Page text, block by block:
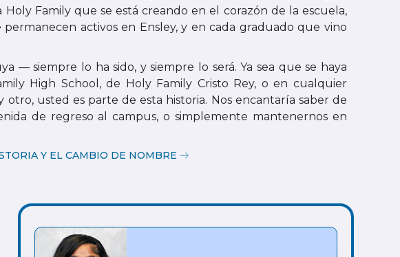
Holy Family que se está creando en el corazón de la escuela,
permanecen activos en Ensley, y en cada graduado que vino
— siempre lo ha sido, y siempre lo será. Ya sea que se haya
High School, de Holy Family Cristo Rey, o en cualquier
usted es parte de esta historia. Nos encantaría saber de
de regreso al campus, o simplemente mantenernos en
Y EL CAMBIO DE NOMBRE